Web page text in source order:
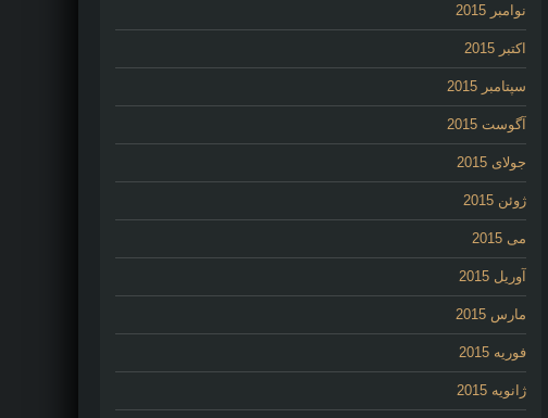
نوامبر 2015
اکتبر 2015
سپتامبر 2015
آگوست 2015
جولای 2015
ژوئن 2015
می 2015
آوریل 2015
مارس 2015
فوریه 2015
ژانویه 2015